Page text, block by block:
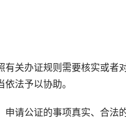
关办证规则需要核实或者
法予以协助。
请公证的事项真实、合法的